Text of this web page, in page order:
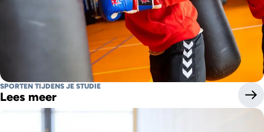
SPORTEN TIJDENS JE STUDIE
Lees meer